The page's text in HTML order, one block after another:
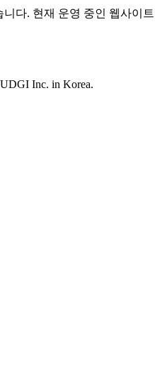
다. 현재 운영 중인 웹사이
Inc. in Korea.